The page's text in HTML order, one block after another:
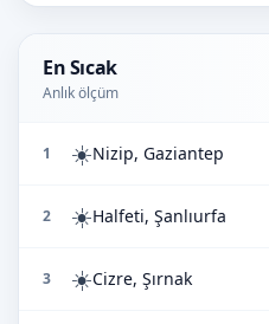
En Sıcak
Anlık ölçüm
1 ☀️Nizip, Gaziantep
2 ☀️Halfeti, Şanlıurfa
3 ☀️Cizre, Şırnak